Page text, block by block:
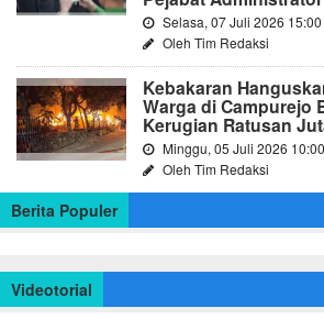
Selasa, 07 Juli 2026 15:00
Oleh Tim Redaksi
Kebakaran
Warga di Campurejo
Kerugian Ratusan
Minggu, 05 Juli 2026
Oleh Tim Redaksi
Berita Populer
Videotorial